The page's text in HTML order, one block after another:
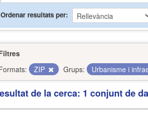
Ordenar resultats per
ZIP Grups: Urbanisme i
de la cerca: 1 conjunt de